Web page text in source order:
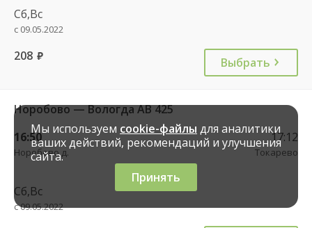
Сб,Вс
с 09.05.2022
208 руб. Выбрать
Норобово — Вологда АВ 425
16:50
Норобово д.
17:12
Токарево
Сб,Вс
с 09.05.2022
Мы используем cookie-файлы для аналитики
ваших действий, рекомендаций и улучшения
сайта.
Принять